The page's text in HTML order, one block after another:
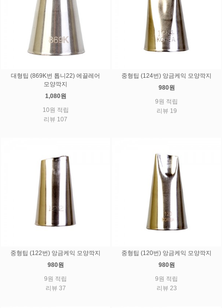
대형팁 (869K번 톱니22) 에끌레어
모양깍지
1,080원
10원 적립
리뷰 107
중형팁 (124번) 앙금케익 모양깍지
980원
9원 적립
리뷰 19
중형팁 (122번) 앙금케익 모양깍지
980원
9원 적립
리뷰 37
중형팁 (120번) 앙금케익 모양깍지
980원
9원 적립
리뷰 23